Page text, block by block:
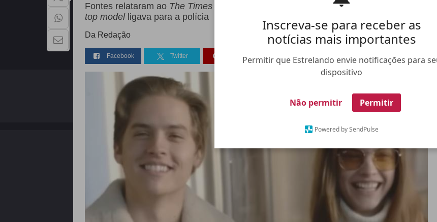
Inscreva-se para receber as
notícias mais importantes
Permitir que Estrelando envie notificações para
dispositivo
Não permitir Permitir
Powered by SendPulse
Fontes relataram ao The Timesque o ator conseguiu derrubar o invasor, enquanto a
top modelligava para a polícia
Da Redação
Facebook Twitter Pinterest Whatsapp
QUEM SOMOS
Copyright - 2026 | Todos os direitos reservados